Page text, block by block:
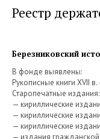
Реестр
Березниковский
В фонде выявлены:
Рукописные книги XVII в.
Старопечатные издания:
— кириллические
— кириллические
— кириллические
— издания гражданской